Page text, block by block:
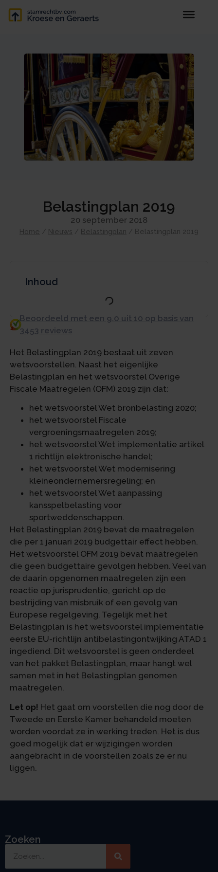
Belastingplan 2019
20 september 2018
Home / Nieuws / Belastingplan / Belastingplan 2019
Inhoud
Beoordeeld met een 9.0 uit 10 op basis van
3453 reviews
Het Belastingplan 2019 bestaat uit zeven
wetsvoorstellen. Naast het eigenlijke
Belastingplan en het wetsvoorstel Overige
Fiscale Maatregelen (OFM) 2019 zijn dat:
het wetsvoorstel Wet bronbelasting 2020;
het wetsvoorstel Fiscale
vergroeningsmaatregelen 2019;
het wetsvoorstel Wet implementatie artikel
1 richtlijn elektronische handel;
het wetsvoorstel Wet modernisering
kleineondernemersregeling; en
het wetsvoorstel Wet aanpassing
kansspelbelasting voor
sportweddenschappen.
Het Belastingplan 2019 bevat de maatregelen
die per 1 januari 2019 budgettair effect hebben.
Het wetsvoorstel OFM 2019 bevat maatregelen
die geen budgettaire gevolgen hebben. Veel van
de daarin opgenomen maatregelen zijn een
reactie op jurisprudentie, gericht op de
bestrijding van misbruik of een gevolg van
Europese regelgeving. Tegelijk met het
Belastingplan is het wetsvoorstel implementatie
eerste EU-richtlijn antibelastingontwijking ATAD 1
ingediend. Dit wetsvoorstel is geen onderdeel
van het pakket Belastingplan, maar hangt wel
samen met in het Belastingplan genomen
maatregelen.
Let op! Het gaat om voorstellen die nog door de
Tweede en Eerste Kamer behandeld moeten
worden voordat ze in werking treden. Het is dus
goed mogelijk dat er wijzigingen worden
aangebracht in de voorstellen zoals ze er nu
liggen.
Zoeken